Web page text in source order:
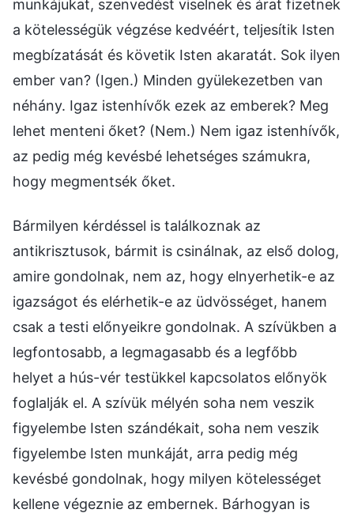
Bármilyen kérdéssel is találkoznak az
antikrisztusok, bármit is csinálnak, az első dolog,
amire gondolnak, nem az, hogy elnyerhetik-e az
igazságot és elérhetik-e az üdvösséget, hanem
csak a testi előnyeikre gondolnak. A szívükben a
legfontosabb, a legmagasabb és a legfőbb
helyet a hús-vér testükkel kapcsolatos előnyök
foglalják el. A szívük mélyén soha nem veszik
figyelembe Isten szándékait, soha nem veszik
figyelembe Isten munkáját, arra pedig még
kevésbé gondolnak, hogy milyen kötelességet
kellene végeznie az embernek. Bárhogyan is